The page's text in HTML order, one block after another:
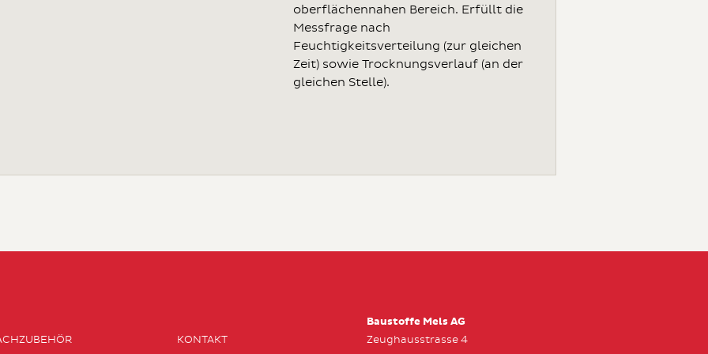
oberflächennahen Bereich. Erfüllt die
Messfrage nach
Feuchtigkeitsverteilung (zur gleichen
Zeit) sowie Trocknungsverlauf (an der
gleichen Stelle).
KONTAKT
Baustoffe Mels AG
Zeughausstrasse 4